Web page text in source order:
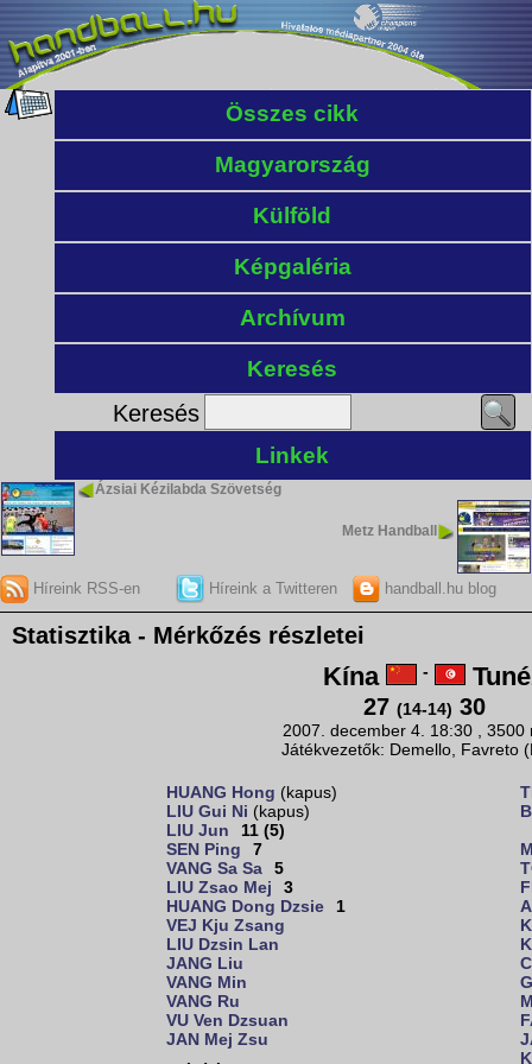
Összes cikk
Magyarország
Külföld
Képgaléria
Archívum
Keresés
Keresés
Linkek
Ázsiai Kézilabda Szövetség
Metz Handball
Híreink RSS-en Híreink a Twitteren handball.hu blog
Statisztika - Mérkőzés részletei
Kína -
27 (14-14) 30
2007. december 4. 18:30 , 3500
Játékvezetők: Demello, Favreto
HUANG Hong (kapus)
LIU Gui Ni (kapus)
LIU Jun
11 (5)
SEN Ping
7
VANG Sa Sa
5
LIU Zsao Mej
3
HUANG Dong Dzsie
1
VEJ Kju Zsang
LIU Dzsin Lan
JANG Liu
VANG Min
VANG Ru
VU Ven Dzsuan
JAN Mej Zsu